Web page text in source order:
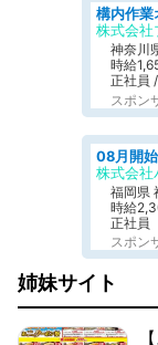
構内作業
株式会社
神奈川
時給
正社員
スポン
株式会社
福岡県
時給
正社員
スポン
姉妹サイト